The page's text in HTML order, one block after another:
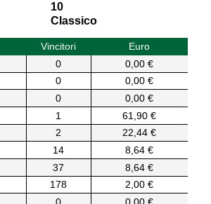
10
Classico
Vincitori
Euro
0
0,00 €
0
0,00 €
0
0,00 €
1
61,90 €
2
22,44 €
14
8,64 €
37
8,64 €
178
2,00 €